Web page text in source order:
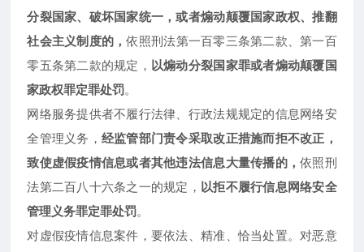
分裂国家、破坏国家统一，或者煽动颠覆国家政权、推翻
社会主义制度的，依照刑法第一百零三条第二款、第一百
零五条第二款的规定， 以煽动分裂国家罪或者煽动颠覆国
家政权罪定罪处罚。
网络服务提供者不履行法律、行政法规规定的信息网络安
全管理义务， 经监管部门责令采取改正措施而拒不改正，
致使虚假疫情信息或者其他违法信息大量传播的，依照刑
法第二百八十六条之一的规定， 以拒不履行信息网络安全
管理义务罪定罪处罚。
对虚假疫情信息案件，要依法、精准、恰当处置。对恶意